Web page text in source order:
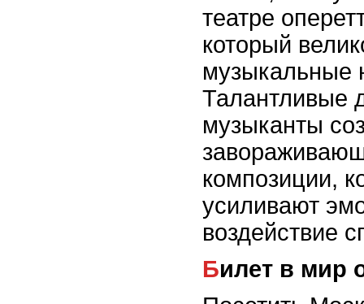
театре
который
музыкальные
Талантливые
музыканты
композиции,
усиливают
воздействие
Билет в мир